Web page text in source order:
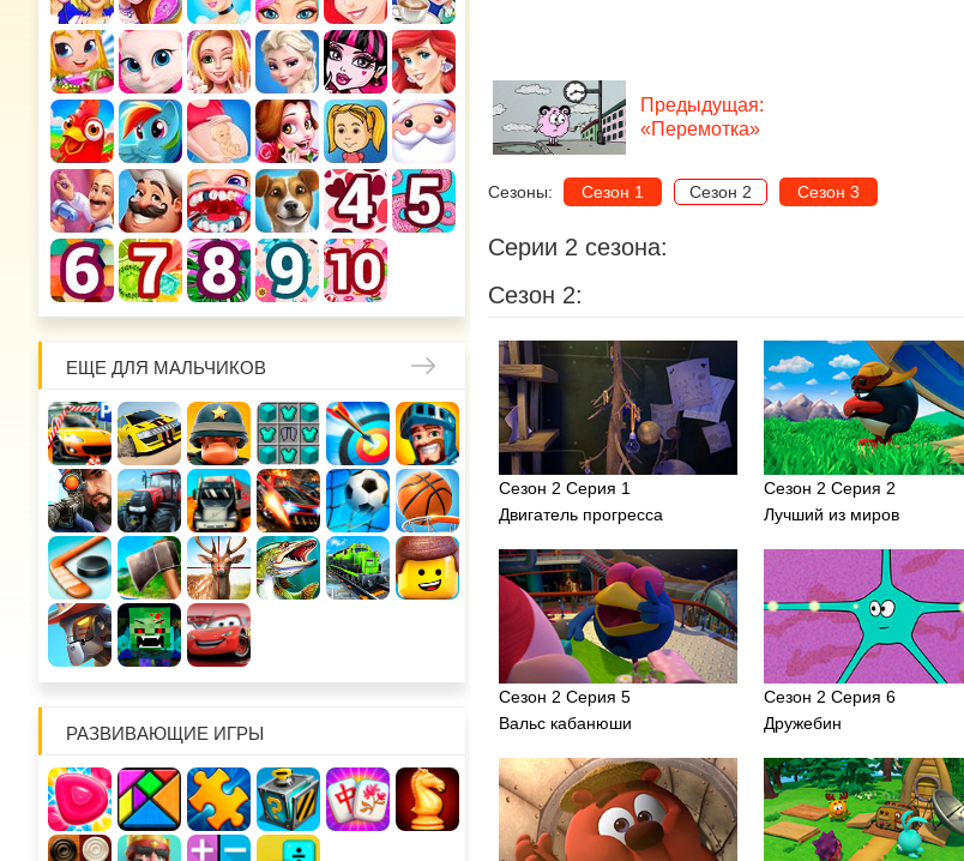
ЕЩЕ ДЛЯ МАЛЬЧИКОВ
РАЗВИВАЮЩИЕ ИГРЫ
Предыдущая:
«Перемотка»
Сезоны: Сезон 1 Сезон 2 Сезон 3
Серии 2 сезона:
Сезон 2:
Сезон 2 Серия 1
Двигатель прогресса
Сезон 2 Серия 2
Лучший из миров
Сезон 2 Серия 5
Вальс кабанюши
Сезон 2 Серия 6
Дружебин